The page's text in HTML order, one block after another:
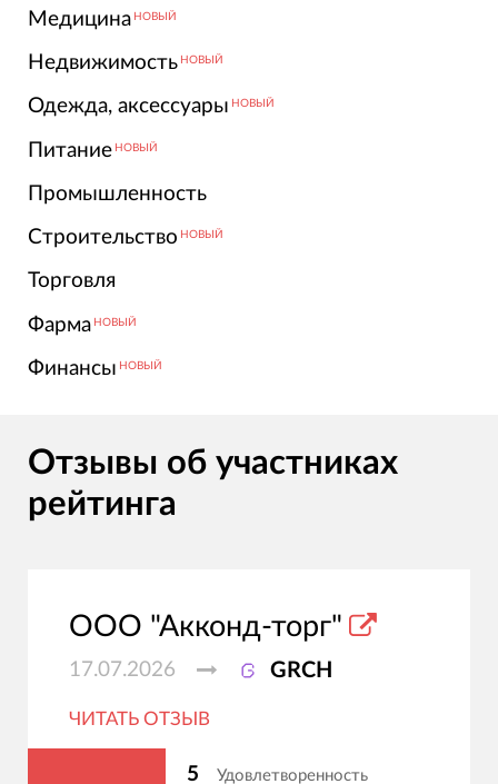
Медицина НОВЫЙ
Недвижимость НОВЫЙ
Одежда, аксессуары НОВЫЙ
Питание НОВЫЙ
Промышленность
Строительство НОВЫЙ
Торговля
Фарма НОВЫЙ
Финансы НОВЫЙ
Отзывы об участниках
рейтинга
ООО "Акконд-торг"
17.07.2026 GRCH
ЧИТАТЬ ОТЗЫВ
5 Удовлетворенность